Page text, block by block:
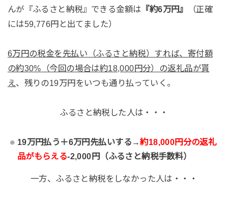
んが『ふるさと納税』できる金額は 『約6万円』
（正確
には59,776円と出てました）
6万円の税金を先払い（ふるさと納税）すれば、寄付額
の約30%（今回の場合は約18,000円分）の返礼品が貰
え、残りの19万円をいつも通り払っていく。
ふるさと納税した人は・・・
19万円払う＋6万円先払いする→約18,000円分の返礼
品がもらえる-2,000円（ふるさと納税手数料）
一方、ふるさと納税をしなかった人は・・・